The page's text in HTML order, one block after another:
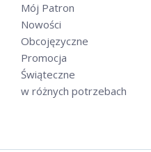
Mój Patron
Nowości
Obcojęzyczne
Promocja
Świąteczne
w różnych potrzebach